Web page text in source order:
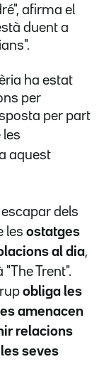
afirma el
duent a
ha estat
per
per part
les
aquest
dels
les ostatges
al dia,
Trent".
obliga les
amenacen
relacions
seves